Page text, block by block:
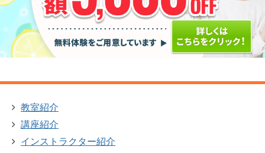
教室紹介
講座紹介
インストラクター紹介